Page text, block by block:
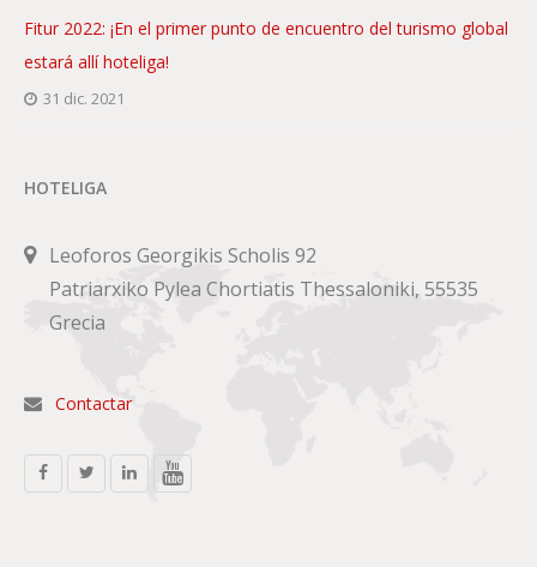
Fitur 2022: ¡En el primer punto de encuentro del turismo global
estará allí hoteliga!
31 dic. 2021
HOTELIGA
Leoforos Georgikis Scholis 92
Patriarxiko Pylea Chortiatis Thessaloniki, 55535
Grecia
Contactar